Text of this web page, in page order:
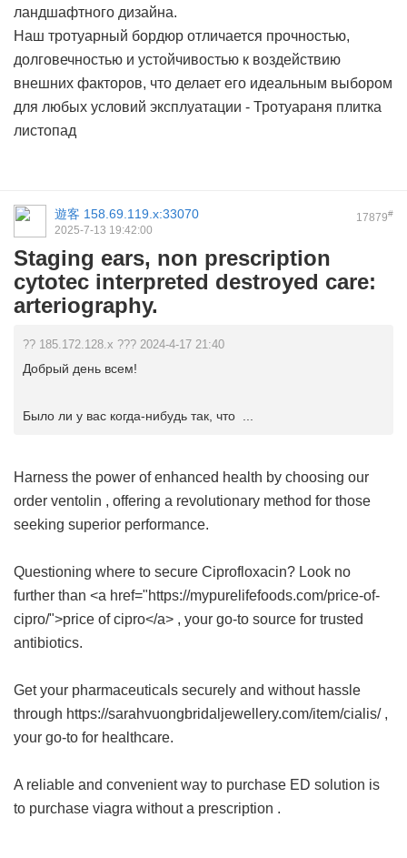
ландшафтного дизайна.
Наш тротуарный бордюр отличается прочностью,
долговечностью и устойчивостью к воздействию
внешних факторов, что делает его идеальным выбором
для любых условий эксплуатации - Тротуараня плитка
листопад
17879#
遊客 158.69.119.x:33070
2025-7-13 19:42:00
Staging ears, non prescription
cytotec interpreted destroyed care:
arteriography.
?? 185.172.128.x ??? 2024-4-17 21:40
Добрый день всем!
Было ли у вас когда-нибудь так, что ...
Harness the power of enhanced health by choosing our
order ventolin , offering a revolutionary method for those
seeking superior performance.
Questioning where to secure Ciprofloxacin? Look no
further than <a href="https://mypurelifefoods.com/price-of-
cipro/">price of cipro</a> , your go-to source for trusted
antibiotics.
Get your pharmaceuticals securely and without hassle
through https://sarahvuongbridaljewellery.com/item/cialis/ ,
your go-to for healthcare.
A reliable and convenient way to purchase ED solution is
to purchase viagra without a prescription .